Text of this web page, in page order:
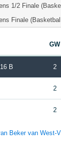
1/2 Finale
Finale
GW
B 2
2
2
Beker van West-